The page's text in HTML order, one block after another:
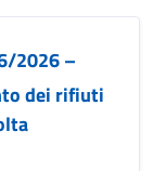
2026 –
dei rifiuti